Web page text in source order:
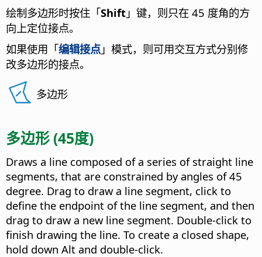
绘制多边形时按住「Shift 」键，则只在 45 度角的方
向上定位接点。
如果使用「编辑接点 」模式，则可用交互方式分别修
改多边形的接点。
多边形
多边形 (45度)
Draws a line composed of a series of straight line
segments, that are constrained by angles of 45
degree. Drag to draw a line segment, click to
define the endpoint of the line segment, and then
drag to draw a new line segment. Double-click to
finish drawing the line. To create a closed shape,
hold down Alt and double-click.